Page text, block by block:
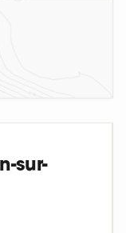
sur-